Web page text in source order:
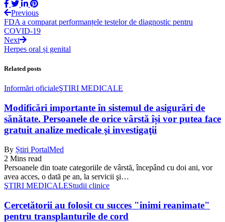
Previous
FDA a comparat performanțele testelor de diagnostic pentru
COVID-19
Next
Herpes oral și genital
Related posts
Informări oficialeŞTIRI MEDICALE
Modificări importante în sistemul de asigurări de
sănătate. Persoanele de orice vârstă își vor putea face
gratuit analize medicale şi investigaţii
By Știri PortalMed
2 Mins read
Persoanele din toate categoriile de vârstă, începând cu doi ani, vor
avea acces, o dată pe an, la servicii şi…
ŞTIRI MEDICALEStudii clinice
Cercetătorii au folosit cu succes "inimi reanimate"
pentru transplanturile de cord